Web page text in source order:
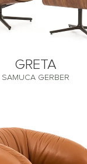
GRETA
SAMUCA GERBER